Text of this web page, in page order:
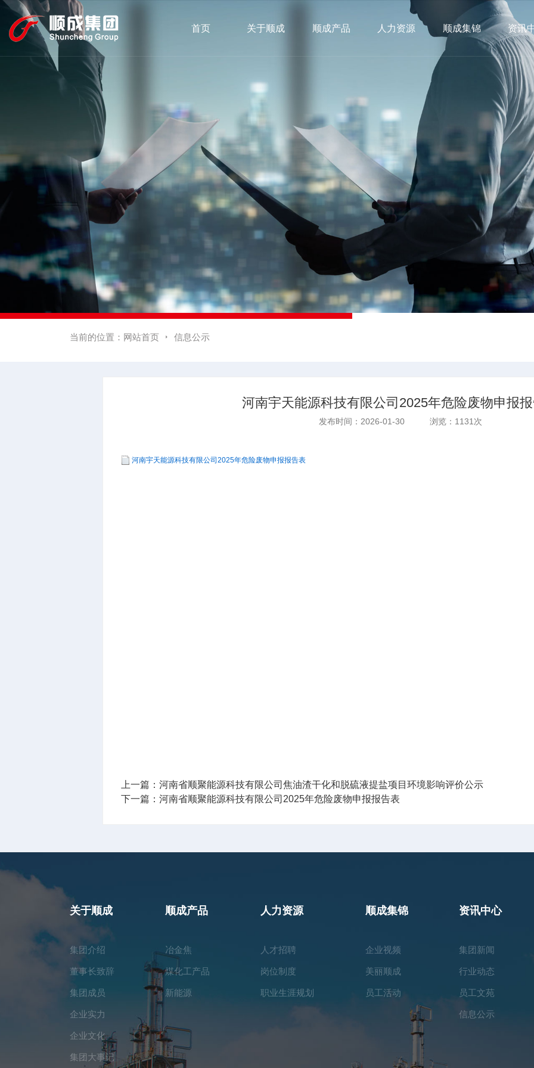
首页 关于顺成 顺成产品 人力资源 顺成集锦 资讯
当前的位置： 网站首页  信息公示
河南宇天能源科技有限公司2025年危险废物申报
发布时间：2026-01-30 浏览：1131次
河南宇天能源科技有限公司2025年危险废物申报报告表
上一篇： 河南省顺聚能源科技有限公司焦油渣干化和脱硫液提盐项目环境影响评价公示
下一篇： 河南省顺聚能源科技有限公司2025年危险废物申报报告表
关于顺成
集团介绍
董事长致辞
集团成员
企业实力
企业文化
集团大事记
顺成产品
冶金焦
煤化工产品
新能源
人力资源
人才招聘
岗位制度
职业生涯规划
顺成集锦
企业视频
美丽顺成
员工活动
资讯中心
集团新闻
行业动态
员工文苑
信息公示